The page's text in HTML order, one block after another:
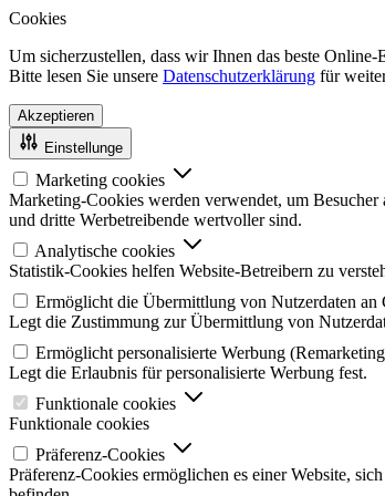
Cookies
Um sicherzustellen, dass wir Ihnen das beste
Bitte lesen Sie unsere Datenschutzerklärung für
Akzeptieren
Einstellunge
Marketing cookies
Marketing-Cookies werden verwendet, um
und dritte Werbetreibende wertvoller sind.
Analytische cookies
Statistik-Cookies helfen Website-Betreibern zu
Ermöglicht die Übermittlung von Nutzerdaten an
Legt die Zustimmung zur Übermittlung von
Ermöglicht personalisierte Werbung
Legt die Erlaubnis für personalisierte Werbung fest.
Funktionale cookies
Funktionale cookies
Präferenz-Cookies
Präferenz-Cookies ermöglichen es einer Website,